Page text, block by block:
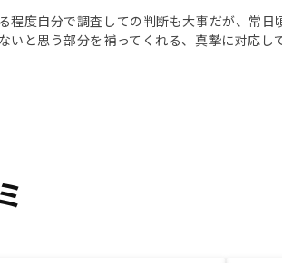
程度自分で調査しての判断も大事だが、常
いと思う部分を補ってくれる、真摯に対応